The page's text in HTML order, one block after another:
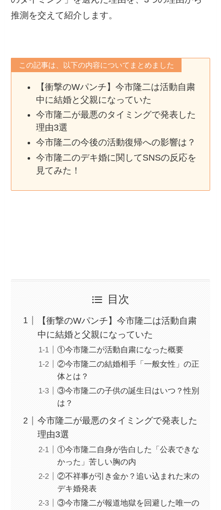
推測を交えて紹介します。
この記事は、以下の内容についてまとめました
【衝撃のWパンチ】今市隆二は活動自粛
中に結婚と父親になっていた
今市隆二が最悪のタイミングで発表した
理由3選
今市隆二の今後の活動復帰への影響は？
今市隆二のデキ婚に関してSNSの反応を
見てみた！
目次
【衝撃のWパンチ】今市隆二は活動自粛
中に結婚と父親になっていた
①今市隆二が活動自粛になった概要
②今市隆二の結婚相手「一般女性」の正
体とは？
③今市隆二の子供の誕生日はいつ？性別
は？
今市隆二が最悪のタイミングで発表した
理由3選
①今市隆二自身が告白した「公表できな
かった」苦しい胸の内
②不祥事が引き金か？追い込まれた末の
デキ婚発表
③今市隆二が報道地獄を回避した唯一の